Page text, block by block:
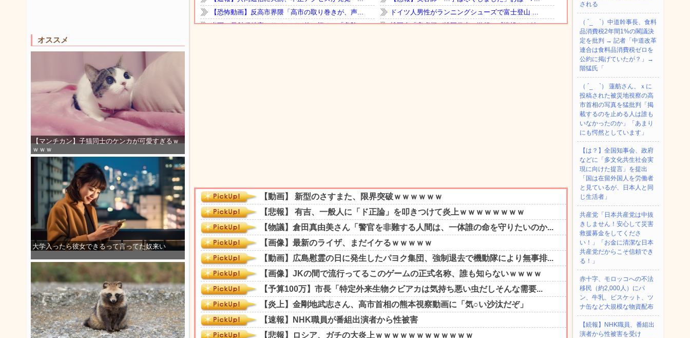
オススメ
【マンチカン】子猫同士のケンカが可愛すぎるｗ
ｗｗｗ
大学入ったら彼女できるって言ってた奴来い
される
（ ´_ゝ`）中道幹事長、食料
品消費税2年間1%の閣議決
定を批判 → 記者「中道改革
連合は食料品消費税ゼロを
公約に掲げていたが？」→
階猛氏「
（ ´_ゝ`） 蓮舫さん、ｘに
投稿された被災地視察の高
市首相の写真を猛批判「掲
載するのを止める人は誰も
いなかったのか」「あまり
にも愕然としています」
【は？】全国知事会、政府
などに「多文化共生社会実
現に向けた提言」を提出
「国は在留外国人を労働者
と見ているが、日本人と同
じ生活者」
共産党「日本共産党は中抜
きしません！安心して災害
救援募金をしてくださ
い！」「お金に清潔な日本
共産党だからこそ信頼でき
る！」
赤十字、モロッコへの不法
移民（約2,000人）にパ
ン、牛乳、ビスケット、ツ
ナ缶など大規模な物資配布
【続報】NHK職員、番組出
演者から性被害を受け